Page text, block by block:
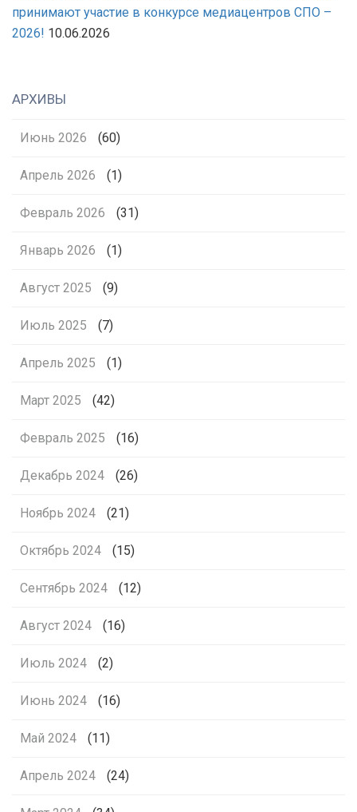
принимают участие в конкурсе медиацентров СПО –
2026! 10.06.2026
АРХИВЫ
Июнь 2026 (60)
Апрель 2026 (1)
Февраль 2026 (31)
Январь 2026 (1)
Август 2025 (9)
Июль 2025 (7)
Апрель 2025 (1)
Март 2025 (42)
Февраль 2025 (16)
Декабрь 2024 (26)
Ноябрь 2024 (21)
Октябрь 2024 (15)
Сентябрь 2024 (12)
Август 2024 (16)
Июль 2024 (2)
Июнь 2024 (16)
Май 2024 (11)
Апрель 2024 (24)